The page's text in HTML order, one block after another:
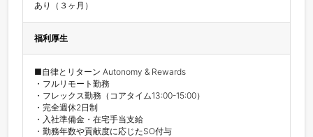
あり（３ヶ月）
福利厚生
■自律とリターン Autonomy & Rewards
・フルリモート勤務
・フレックス勤務（コアタイム13:00-15:00）
・完全週休2日制
・入社準備金・在宅手当支給
・勤務年数や貢献度に応じたSO付与